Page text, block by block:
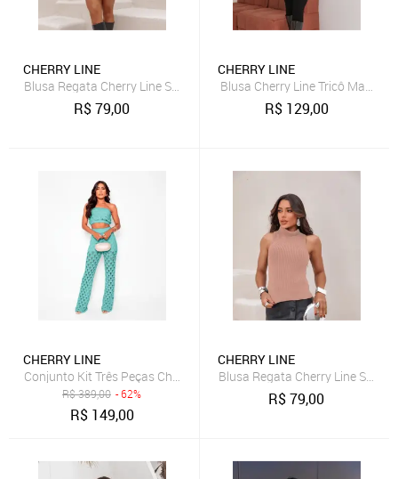
CHERRY LINE
Blusa Regata Cherry Line Sem Mangas Gola Alta Tricot Trança
R$79,00
CHERRY LINE
Blusa Cherry Line Tricô Manga
R$ 129,00
CHERRY LINE
Conjunto Kit Três Peças Cherry Line Top Faixa Cropped Calça
R$389,00 - 62%
R$ 149,00
CHERRY LINE
Blusa Regata Cherry Line Sem
R$79,00